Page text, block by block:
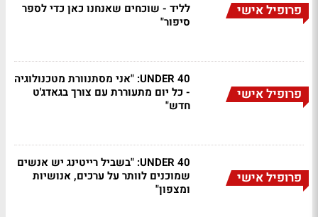
פרופיל אישי
לליד - שוכחים שאנחנו כאן כדי לספר
סיפור"
פרופיל אישי
UNDER 40: "אני מסתנוורת מטכנולוגיה
- כל יום מתעוררת עם צורך בגאדג'ט
חדש"
פרופיל אישי
UNDER 40: "בשביל רייטינג יש אנשים
שמוכנים לוותר על ערכים, אנושיות
ומצפון"